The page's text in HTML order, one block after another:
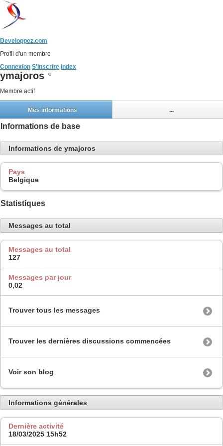
Developpez.com
Profil d'un membre
Connexion S'inscrire Index
ymajoros
Membre actif
Mes informations ...
Informations de base
Informations de ymajoros
Pays
Belgique
Statistiques
Messages au total
Messages au total
127
Messages par jour
0,02
Trouver tous les messages
Trouver les dernières discussions commencées
Voir son blog
Informations générales
Dernière activité
18/03/2025 15h52